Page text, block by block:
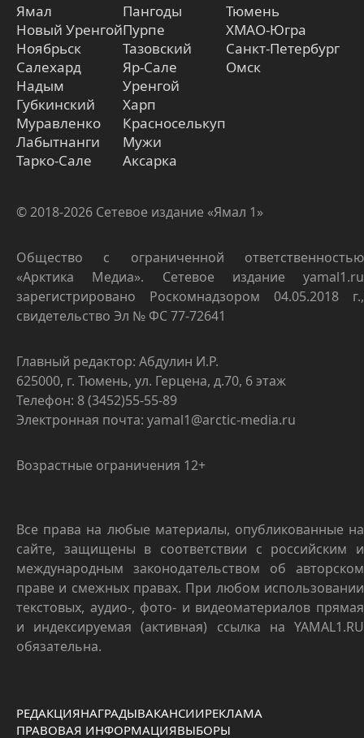
Ямал
Новый Уренгой
Ноябрьск
Салехард
Надым
Губкинский
Муравленко
Лабытнанги
Тарко-Сале
Пангоды
Пурпе
Тазовский
Яр-Сале
Уренгой
Харп
Красноселькуп
Мужи
Аксарка
Тюмень
ХМАО-Югра
Санкт-Петербург
Омск
© 2018-2026 Сетевое издание «Ямал 1»
Общество с ограниченной ответственностью
«Арктика Медиа». Сетевое издание yamal1.ru
зарегистрировано Роскомнадзором 04.05.2018 г.,
свидетельство Эл № ФС 77-72641
Главный редактор: Абдулин И.Р.
625000, г. Тюмень, ул. Герцена, д.70, 6 этаж
Телефон: 8 (3452)55-55-89
Электронная почта: yamal1@arctic-media.ru
Возрастные ограничения 12+
Все права на любые материалы, опубликованные на
сайте, защищены в соответствии с российским и
международным законодательством об авторском
праве и смежных правах. При любом использовании
текстовых, аудио-, фото- и видеоматериалов прямая
и индексируемая (активная) ссылка на YAMAL1.RU
обязательна.
РЕДАКЦИЯНАГРАДЫВАКАНСИИРЕКЛАМА
ПРАВОВАЯ ИНФОРМАЦИЯВЫБОРЫ